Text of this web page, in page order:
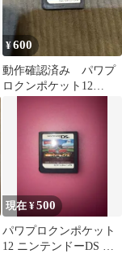
¥600
動作確認済み パワプ
ロクンポケット12
現在 ¥500
パワプロクンポケット
12 ニンテンドーDS ソ